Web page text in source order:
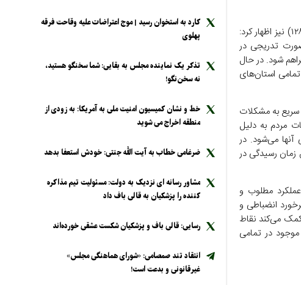
رفیع‌زاده در بخش دیگری از این گفت‌وگو درباره سامانه فوریت‌های اداری (فواد ۱۲۸) نیز اظهار کرد:
تدریجی در
شود. در حال
تمامی استان‌های
سریع به مشکلات
مردم به دلیل
می‌شود. در
اکنون میانگین زمان رسیدگی در
که عملکرد مطلوب و
مورد برخورد انضباطی و
می‌کند نقاط
در تمامی
کارد به استخوان رسید | موج اعتراضات علیه وقاحت فرقه
پهلوی
تذکر یک نماینده مجلس به بقایی: شما سخنگو هستید،
نه سخن‌نگو!
خط و نشان کمیسیون امنیت ملی به آمریکا: به زودی از
منطقه اخراج می شوید
ضرغامی خطاب به آیت الله جنتی: خودش استعفا بدهد
مشاور رسانه ای نزدیک به دولت: مسئولیت تیم مذاکره
کننده را پزشکیان به قالی باف داد
رسایی: قالی باف و پزشکیان شکست عشقی خورده‌اند
انتقاد تند صمصامی: «شورای هماهنگی مجلس»
غیرقانونی و بدعت است!